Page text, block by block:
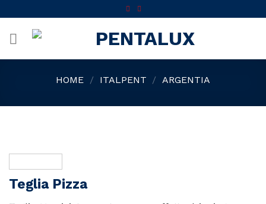
to
content
HOME / ITALPENT / ARGENTIA
Teglia Pizza